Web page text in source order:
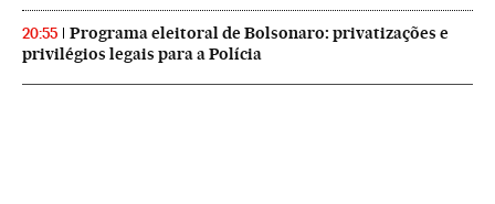
20:55
Programa eleitoral de Bolsonaro: privatizações e
privilégios legais para a Polícia